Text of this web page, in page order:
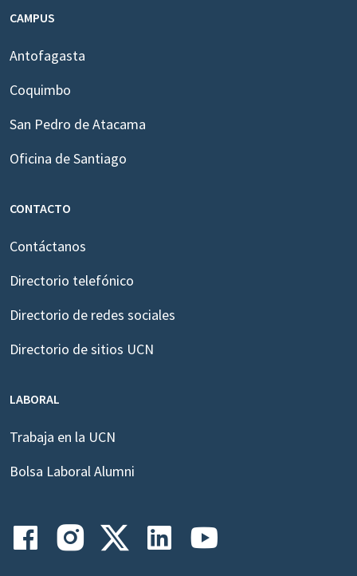
CAMPUS
Antofagasta
Coquimbo
San Pedro de Atacama
Oficina de Santiago
CONTACTO
Contáctanos
Directorio telefónico
Directorio de redes sociales
Directorio de sitios UCN
LABORAL
Trabaja en la UCN
Bolsa Laboral Alumni